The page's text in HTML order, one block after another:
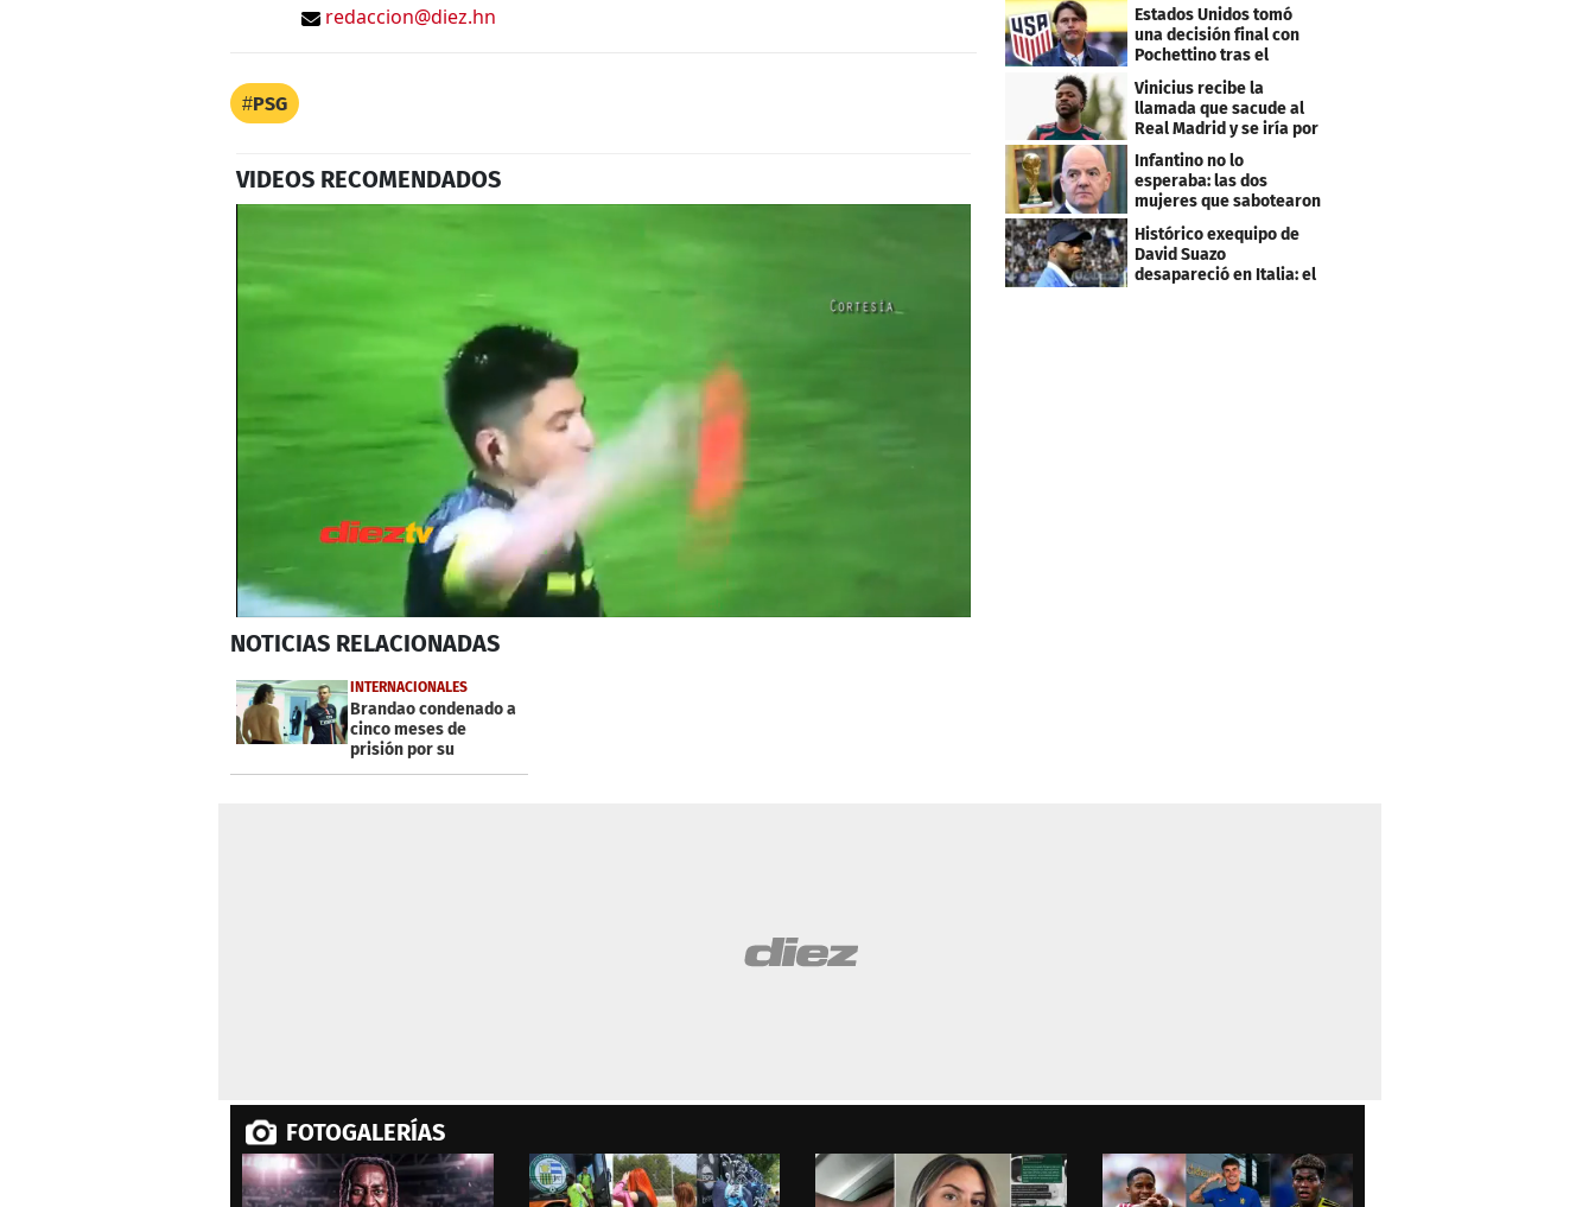
redaccion@diez.hn
PSG
VIDEOS RECOMENDADOS
seconds
36
secondsVolume
0%
NOTICIAS RELACIONADAS
INTERNACIONALES
Brandao condenado a
cinco meses de
prisión por su
cabezazo a Thiago
Estados Unidos tomó
una decisión final con
Pochettino tras el
Mundial
Vinicius recibe la
llamada que sacude al
Real Madrid y se iría por
este salario
Infantino no lo
esperaba: las dos
mujeres que sabotearon
sus planes con el
Mundial
Histórico exequipo de
David Suazo
desapareció en Italia: el
FOTOGALERÍAS